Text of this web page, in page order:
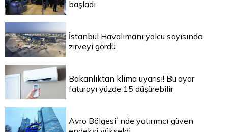
başladı
İstanbul Havalimanı yolcu sayısında
zirveyi gördü
Bakanlıktan klima uyarısı! Bu ayar
faturayı yüzde 15 düşürebilir
Avro Bölgesi`nde yatırımcı güven